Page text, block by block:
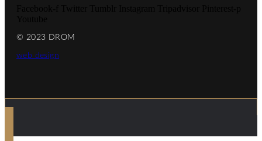
© 2023 DROM
web design